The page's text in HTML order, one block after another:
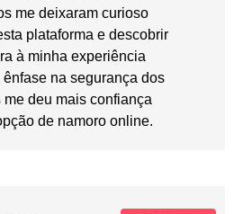
me deixaram curioso
plataforma e descobrir
à minha experiência
na segurança dos
deu mais confiança
de namoro online.